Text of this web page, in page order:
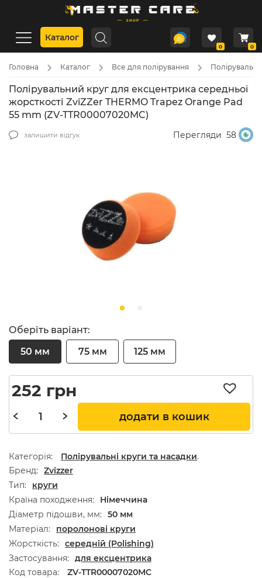
Каталог
0 0
Головна Каталог Все для полірування
Полірувальний круг для ексцентрика середньої
жорсткості ZviZZer THERMO Trapez Orange Pad
55 mm (ZV-TTR00007020MC)
залишити відгук Перегляди 58
Оберіть варіант:
50 мм
75 мм 125 мм
252 грн
додати в кошик
Категорія: Полірувальні круги та насадки.
Бренд
Zvizzer
Тип
круги
Країна походження
Німеччина
Діаметр підошви, мм
50 мм
Матеріал
поролонові круги
Жорсткість
середній (Polishing)
Застосування
для ексцентрика
Код товара:
ZV-TTR00007020МC